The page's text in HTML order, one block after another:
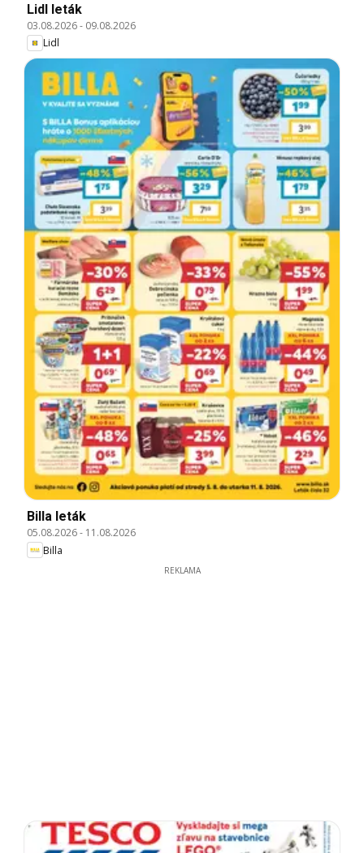
Lidl leták
03.08.2026- 09.08.2026
Lidl
Billa leták
05.08.2026- 11.08.2026
Billa
REKLAMA